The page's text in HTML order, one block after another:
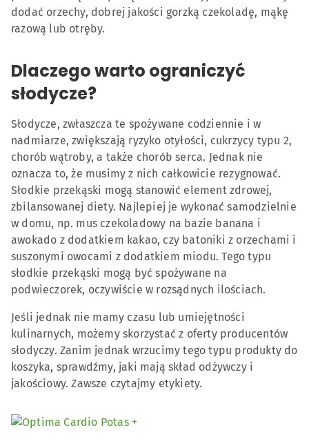
dodać orzechy, dobrej jakości gorzką czekoladę, mąkę
razową lub otręby.
Dlaczego warto ograniczyć
słodycze?
Słodycze, zwłaszcza te spożywane codziennie i w
nadmiarze, zwiększają ryzyko otyłości, cukrzycy typu 2,
chorób wątroby, a także chorób serca. Jednak nie
oznacza to, że musimy z nich całkowicie rezygnować.
Słodkie przekąski mogą stanowić element zdrowej,
zbilansowanej diety. Najlepiej je wykonać samodzielnie
w domu, np. mus czekoladowy na bazie banana i
awokado z dodatkiem kakao, czy batoniki z orzechami i
suszonymi owocami z dodatkiem miodu. Tego typu
słodkie przekąski mogą być spożywane na
podwieczorek, oczywiście w rozsądnych ilościach.
Jeśli jednak nie mamy czasu lub umiejętności
kulinarnych, możemy skorzystać z oferty producentów
słodyczy. Zanim jednak wrzucimy tego typu produkty do
koszyka, sprawdźmy, jaki mają skład odżywczy i
jakościowy. Zawsze czytajmy etykiety.